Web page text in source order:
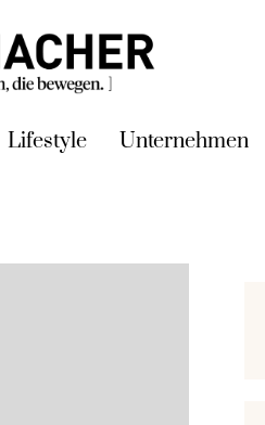
Lifestyle Unternehmen